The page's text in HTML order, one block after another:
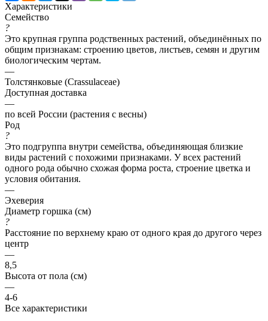
Характеристики
Семейство
?
Это крупная группа родственных растений, объединённых по
общим признакам: строению цветов, листьев, семян и другим
биологическим чертам.
—
Толстянковые (Crassulaceae)
Доступная доставка
—
по всей России (растения с весны)
Род
?
Это подгруппа внутри семейства, объединяющая близкие
виды растений с похожими признаками. У всех растений
одного рода обычно схожая форма роста, строение цветка и
условия обитания.
—
Эхеверия
Диаметр горшка (см)
?
Расстояние по верхнему краю от одного края до другого через
центр
—
8,5
Высота от пола (см)
—
4-6
Все характеристики